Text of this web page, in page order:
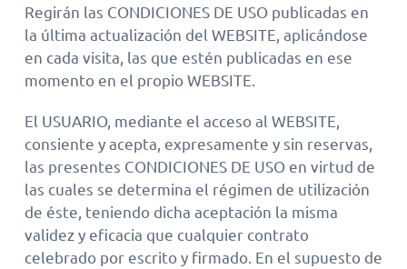
Regirán las CONDICIONES DE USO publicadas en
la última actualización del WEBSITE, aplicándose
en cada visita, las que estén publicadas en ese
momento en el propio WEBSITE.
El USUARIO, mediante el acceso al WEBSITE,
consiente y acepta, expresamente y sin reservas,
las presentes CONDICIONES DE USO en virtud de
las cuales se determina el régimen de utilización
de éste, teniendo dicha aceptación la misma
validez y eficacia que cualquier contrato
celebrado por escrito y firmado. En el supuesto de